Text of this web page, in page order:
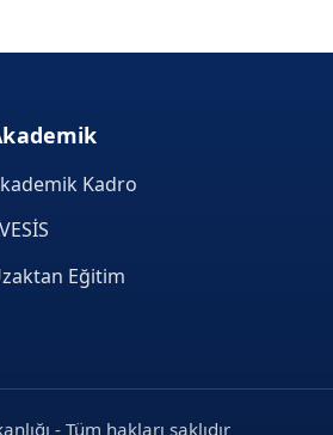
Kadro
Eğitim
- Tüm hakları saklıdır